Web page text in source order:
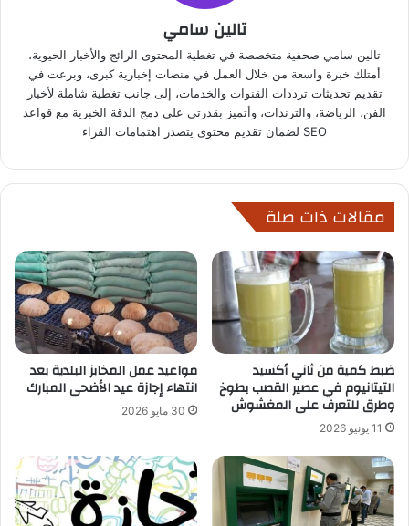
تالين سامي
تالين سامي صحفية متخصصة في تغطية المحتوى الرائج والأخبار الحيوية،
أمتلك خبرة واسعة من خلال العمل في منصات إخبارية كبرى، وبرعت في
تقديم تحديثات ترددات القنوات والخدمات، إلى جانب تغطية شاملة لأخبار
الفن، الرياضة، والترندات، وأتميز بقدرتي على دمج الدقة الخبرية مع قواعد
SEO لضمان تقديم محتوى يتصدر اهتمامات القراء
مقالات ذات صلة
ضبط كمية من ثاني أكسيد
التيتانيوم في عصير القصب بطوخ
وطرق للتعرف على المغشوش
11 يونيو 2026
مواعيد عمل المخابز البلدية بعد
انتهاء إجازة عيد الأضحى المبارك
30 مايو 2026